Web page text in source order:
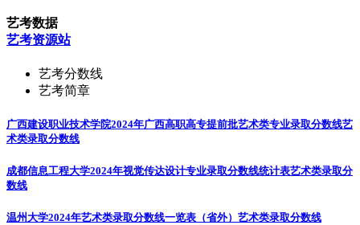
艺考数据
艺考资源站
艺考分数线
艺考简章
广西建设职业技术学院2024年广西高职高专提前批艺术类专业录取分数线艺
术类录取分数线
成都信息工程大学2024年视觉传达设计专业录取分数线统计表艺术类录取分
数线
温州大学2024年艺术类录取分数线一览表（省外） 艺术类录取分数线